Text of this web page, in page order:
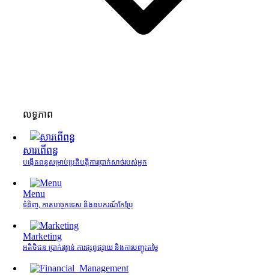
លទ្ធភាព
សារពើពន្ធ
បង្កើតពន្ធសម្រាប់ប្រតិបត្តិការប្រាក់សាច់របស់អ្នក
Menu
ទំនិញ, កាតបច្ចេកទេស និងឧបករណ៍កែប្រែ
Marketing
អតិថិជន ប្រាក់រង្វាន់ ការផ្សព្វផ្សាយ និងការបញ្ចុះតម្លៃ